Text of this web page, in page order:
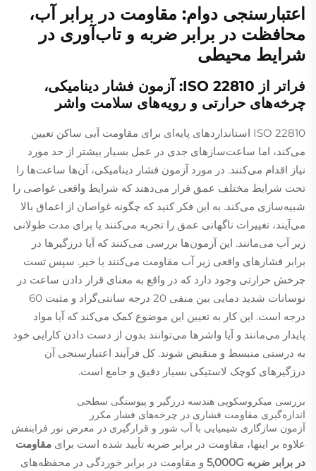
اعتبارسنجی دوام: مقاومت در برابر آب،
محافظت در برابر ضربه و تاب‌آوری در
شرایط محیطی
فراتر از ISO 22810: آزمون فشار دینامیکی،
چرخه‌های حرارتی و رویه‌های سلامت واشر
ISO 22810 استانداردهای پایه‌ای برای مقاومت آبی ساکن تعیین
می‌کند، اما ساعت‌سازهای جدی در عمل بسیار بیشتر از حد مورد
نیاز اقدام می‌کنند. در مورد آزمون فشار دینامیکی، آن‌ها ساعت‌ها را
تحت شرایط مختلف عمق قرار می‌دهند که شرایط واقعی غواصی را
شبیه‌سازی می‌کند. به این فکر کنید که چگونه غواصان از اعماق بالا
می‌آیند، تغییرات ناگهانی عمق را تجربه می‌کنند یا برای مدت طولانی
زیر آب می‌مانند. این آزمون‌ها بررسی می‌کنند که آیا درزگیرها در
برابر فشارهای واقعی زیر آب مقاومت می‌کنند یا خیر. سپس تست
چرخش حرارتی وجود دارد که در واقع به معنای قرار دادن ساعت در
نوسانات شدید دمایی بین منفی 20 درجه سانتی‌گراد و مثبت 60
درجه است. این کار به تعیین این موضوع کمک می‌کند که آیا مواد
پایدار می‌مانند و آیا واشرها می‌توانند بدون از دست دادن کارایی خود
به درستی منبسط و منقبض شوند. کل فرآیند اعتبارسنجی آن
درزگیرهای کوچک لاستیکی بسیار دقیق و جامع است.
بررسی میکروسکوپی هندسه درزگیر و پیوستگی سطحی
اندازه‌گیری مقاومت فشاری در چرخه‌های فشار مکرر
آزمون سازگاری شیمیایی با آب شور و قرارگیری در معرض نور فرابنفش
علاوه بر اینها، مقاومت در برابر ضربه تأیید شده است برای مقاومت
در برابر ضربه 5,000G
و مقاومت در برابر خوردگی در محفظه‌های